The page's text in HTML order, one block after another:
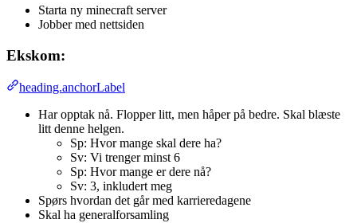
Starta ny minecraft server
Jobber med nettsiden
Ekskom:
heading.anchorLabel
Har opptak nå. Flopper litt, men håper på bedre. Skal blæste
litt denne helgen.
Sp: Hvor mange skal dere ha?
Sv: Vi trenger minst 6
Sp: Hvor mange er dere nå?
Sv: 3, inkludert meg
Spørs hvordan det går med karrieredagene
Skal ha generalforsamling